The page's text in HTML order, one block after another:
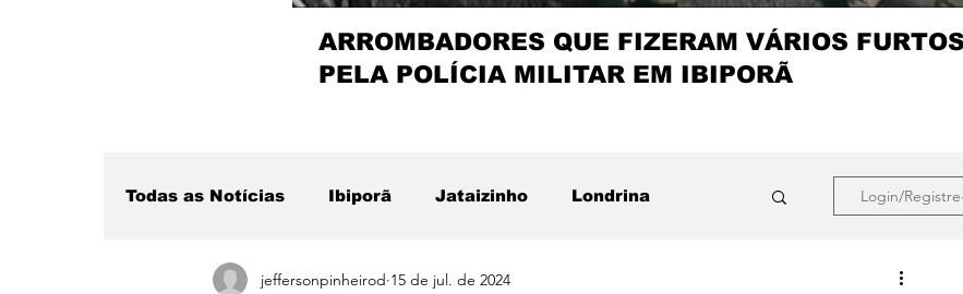
ARROMBADORES QUE FIZERAM VÁRIOS
PELA POLÍCIA MILITAR EM IBIPORÃ
Todas as Notícias Ibiporã Jataizinho Londrina
Região Sertanópolis Destaque
Login/
jeffersonpinheirod 15 de jul. de 2024